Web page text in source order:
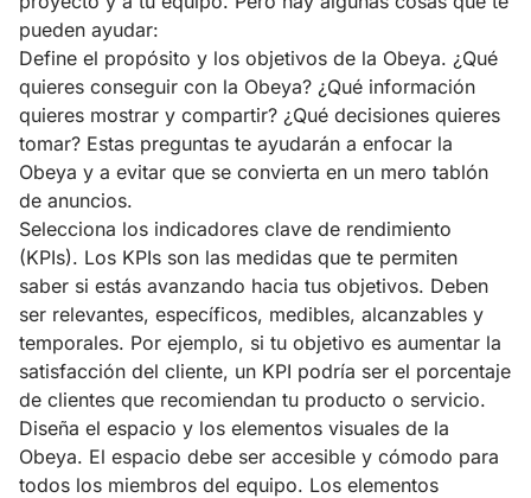
pueden ayudar:
Define el propósito y los objetivos de la Obeya. ¿Qué
quieres conseguir con la Obeya? ¿Qué información
quieres mostrar y compartir? ¿Qué decisiones quieres
tomar? Estas preguntas te ayudarán a enfocar la
Obeya y a evitar que se convierta en un mero tablón
de anuncios.
Selecciona los indicadores clave de rendimiento
(KPIs). Los KPIs son las medidas que te permiten
saber si estás avanzando hacia tus objetivos. Deben
ser relevantes, específicos, medibles, alcanzables y
temporales. Por ejemplo, si tu objetivo es aumentar la
satisfacción del cliente, un KPI podría ser el porcentaje
de clientes que recomiendan tu producto o servicio.
Diseña el espacio y los elementos visuales de la
Obeya. El espacio debe ser accesible y cómodo para
todos los miembros del equipo. Los elementos